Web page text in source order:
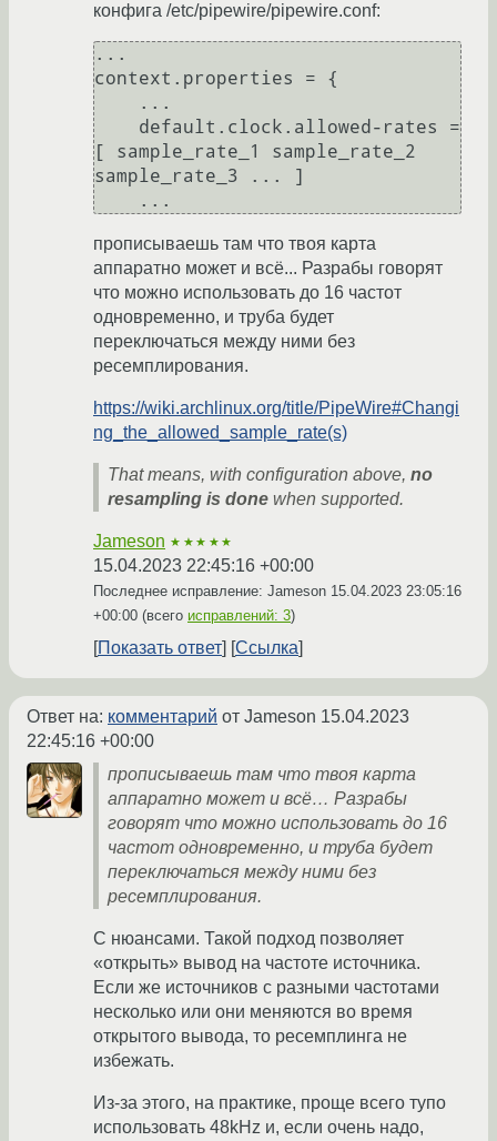
конфига /etc/pipewire/pipewire.conf:
...
context.properties = {
[ sample_rate_1 sample_rate_2
sample_rate_3 ... ]
прописываешь там что твоя карта
аппаратно может и всё... Разрабы говорят
что можно использовать до 16 частот
одновременно, и труба будет
переключаться между ними без
ресемплирования.
https://wiki.archlinux.org/title/PipeWire#Changi
ng_the_allowed_sample_rate(s)
That means, with configuration above, no
resampling is done when supported.
Jameson ★★★★★
15.04.2023 22:45:16 +00:00
Последнее исправление: Jameson 15.04.2023 23:05:16
+00:00 (всего исправлений: 3)
Показать ответ Ссылка
Ответ на: комментарий от Jameson 15.04.2023
22:45:16 +00:00
прописываешь там что твоя карта
аппаратно может и всё… Разрабы
говорят что можно использовать до 16
частот одновременно, и труба будет
переключаться между ними без
ресемплирования.
С нюансами. Такой подход позволяет
«открыть» вывод на частоте источника.
Если же источников с разными частотами
несколько или они меняются во время
открытого вывода, то ресемплинга не
избежать.
Из-за этого, на практике, проще всего тупо
использовать 48kHz и, если очень надо,